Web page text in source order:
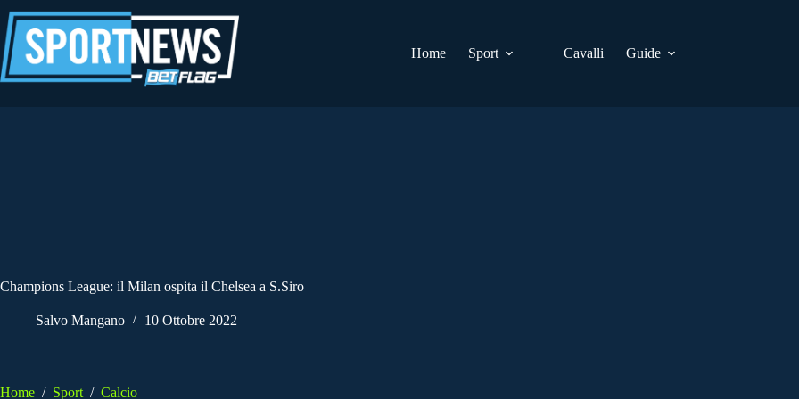
al
contenuto
Home
Sport Cavalli Guide
Champions League: il Milan ospita il Chelsea a S.Siro
Salvo Mangano 10 Ottobre 2022
Home / Sport / Calcio